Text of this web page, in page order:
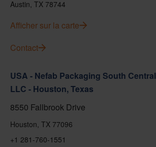
Austin, TX 78744
Afficher sur la carte
Contact
USA - Nefab Packaging South Central
LLC - Houston, Texas
8550 Fallbrook Drive
Houston, TX 77096
+1 281-760-1551